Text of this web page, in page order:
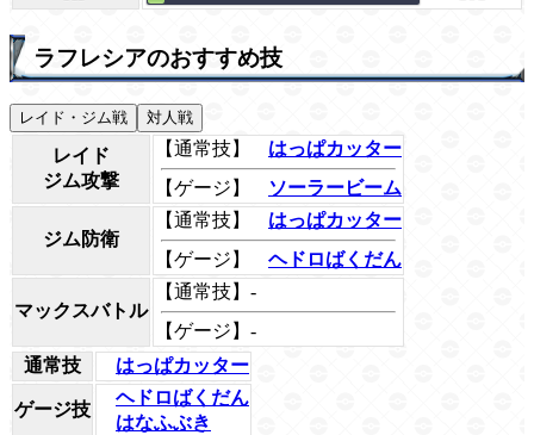
ラフレシアのおすすめ技
レイド・ジム戦 対人戦
レイド
ジム攻撃
【通常技】
はっぱカッター
【ゲージ】
ソーラービーム
ジム防衛
【通常技】
はっぱカッター
【ゲージ】
ヘドロばくだん
マックスバトル
【通常技】-
【ゲージ】-
通常技
はっぱカッター
ゲージ技
ヘドロばくだん
はなふぶき